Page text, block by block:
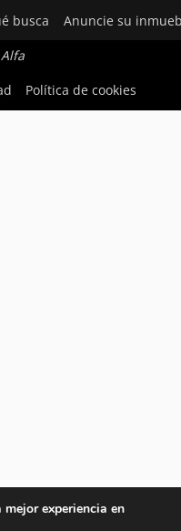
busca Anuncie su
Política de cookies
experiencia en